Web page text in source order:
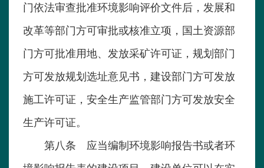
门依法审查批准环境影响评价文件后，发展和
改革等部门方可审批或核准立项，国土资源部
门方可批准用地、发放采矿许可证，规划部门
方可发放规划选址意见书，建设部门方可发放
施工许可证，安全生产监管部门方可发放安全
生产许可证。
第八条 应当编制环境影响报告书或者环